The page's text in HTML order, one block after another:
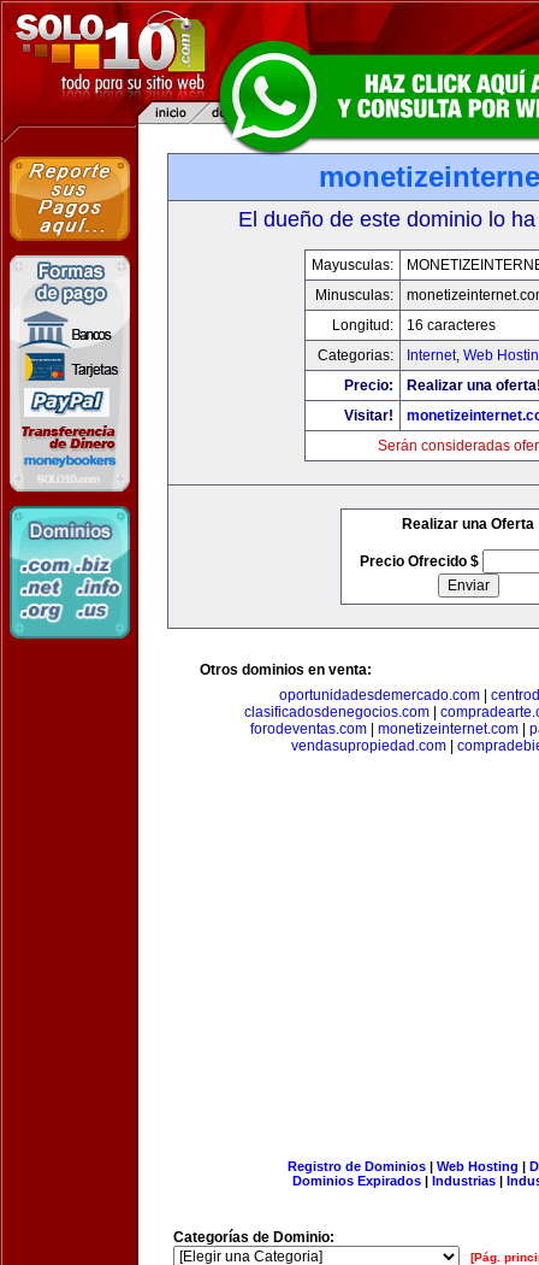
El dueño de este dominio lo
Mayusculas:
Minusculas:
Longitud:
16 caracteres
Categorias:
Internet, Web
Precio:
Realizar una
Visitar!
Serán consideradas
Realizar una Oferta
Precio Ofrecido $
Otros dominios en venta:
oportunidadesdemercado.com
clasificadosdenegocios.com|
forodeventas.com| monetizeinternet.com|
vendasupropiedad.com|
Registro de Dominios| Web Hosting |
Dominios Expirados | Industrias |
Categorías de Dominio:
[Pág.